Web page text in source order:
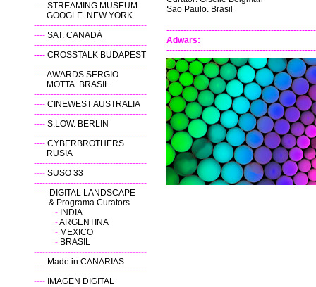
---- STREAMING MUSEUM
GOOGLE. NEW YORK
----------------------------------------
---- SAT. CANADÁ
----------------------------------------
---- CROSSTALK BUDAPEST
----------------------------------------
----AWARDS SERGIO
MOTTA. BRASIL
----------------------------------------
---- CINEWEST AUSTRALIA
----------------------------------------
---- S.LOW. BERLIN
----------------------------------------
---- CYBERBROTHERS
RUSIA
----------------------------------------
---- SUSO 33
----------------------------------------
---- DIGITAL LANDSCAPE
& Programa Curators
- INDIA
-ARGENTINA
- MEXICO
- BRASIL
----------------------------------------
---- Made in CANARIAS
----------------------------------------
---- IMAGEN DIGITAL
Sao Paulo. Brasil
Adwars: